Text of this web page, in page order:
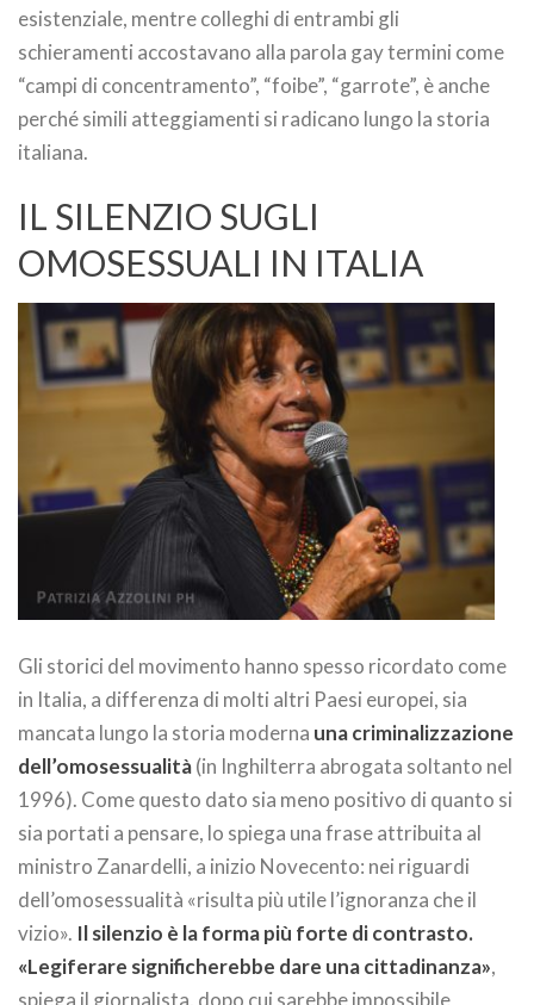
esistenziale, mentre colleghi di entrambi gli
schieramenti accostavano alla parola gay termini come
“campi di concentramento”, “foibe”, “garrote”, è anche
perché simili atteggiamenti si radicano lungo la storia
italiana.
IL SILENZIO SUGLI
OMOSESSUALI IN ITALIA
Gli storici del movimento hanno spesso ricordato come
in Italia, a differenza di molti altri Paesi europei, sia
mancata lungo la storia moderna una criminalizzazione
dell’omosessualità(in Inghilterra abrogata soltanto nel
1996). Come questo dato sia meno positivo di quanto si
sia portati a pensare, lo spiega una frase attribuita al
ministro Zanardelli, a inizio Novecento: nei riguardi
dell’omosessualità «risulta più utile l’ignoranza che il
vizio». Il silenzio è la forma più forte di contrasto.
«Legiferare significherebbe dare una cittadinanza»,